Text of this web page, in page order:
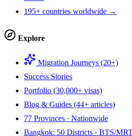
195+ countries worldwide →
Explore
Migration Journeys (20+)
Success Stories
Portfolio (30,000+ visas)
Blog & Guides (44+ articles)
77 Provinces · Nationwide
Bangkok: 50 Districts · BTS/